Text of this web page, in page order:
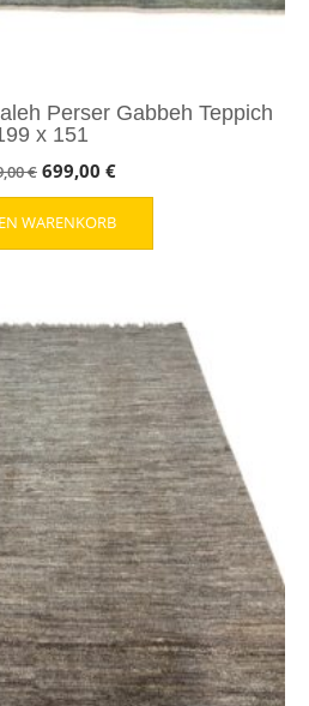
Perser Gabbeh Teppich
x 151
€ Ursprünglicher
Preis
war:
699,00 €Aktueller
Preis
ist:
WARENKORB